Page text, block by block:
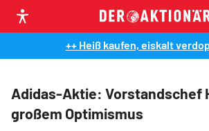
++ Heiß kaufen, eiskalt
Adidas-Aktie: Vorstandschef
großem Optimismus